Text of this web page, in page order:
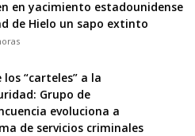
en yacimiento estadounidense
de Hielo un sapo extinto
“carteles” a la
Grupo de
evoluciona a
de servicios criminales